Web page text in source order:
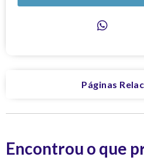
Páginas
Encontrou o que